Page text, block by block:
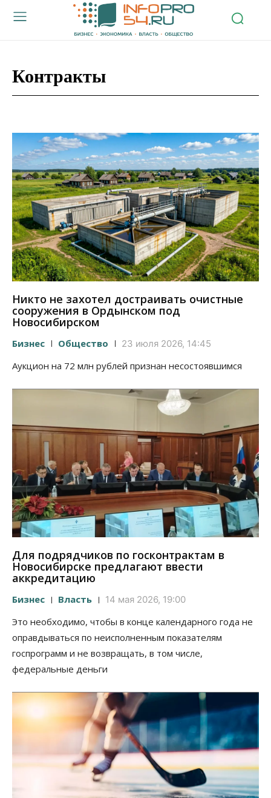
Контракты
Никто не захотел достраивать очистные
сооружения в Ордынском под
Новосибирском
Бизнес Общество 23 июля 2026, 14:45
Аукцион на 72 млн рублей признан несостоявшимся
Для подрядчиков по госконтрактам в
Новосибирске предлагают ввести
аккредитацию
Бизнес Власть 14 мая 2026, 19:00
Это необходимо, чтобы в конце календарного года не
оправдываться по неисполненным показателям
госпрограмм и не возвращать, в том числе,
федеральные деньги